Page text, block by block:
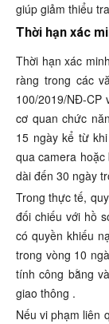
giúp giảm thiểu
Thời hạn xác
Thời hạn xác
ràng trong các
100/2019/NĐ-CP
cơ quan chức
15 ngày kể từ
qua camera
dài đến 30 ngày
Trong thực tế,
đối chiếu với hồ
có quyền khiếu
trong vòng 10
tính công bằng
giao thông .
Nếu vi phạm liên